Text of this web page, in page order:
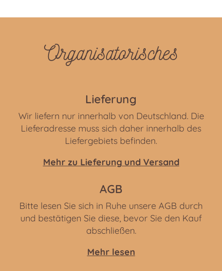
Organisatorisches
Lieferung
Wir liefern nur innerhalb von Deutschland. Die
Lieferadresse muss sich daher innerhalb des
Liefergebiets befinden.
Mehr zu Lieferung und Versand
AGB
Bitte lesen Sie sich in Ruhe unsere AGB durch
und bestätigen Sie diese, bevor Sie den Kauf
abschließen.
Mehr lesen